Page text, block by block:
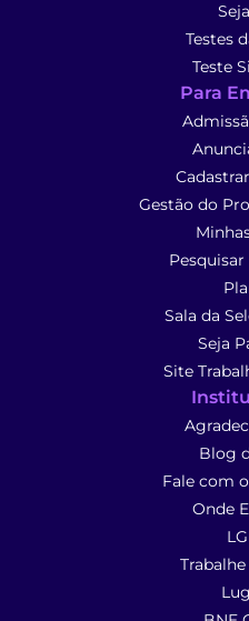
Testes
Teste
Para
Gestão do
Sala da
Seja
Site
Blog
Fale com
Onde